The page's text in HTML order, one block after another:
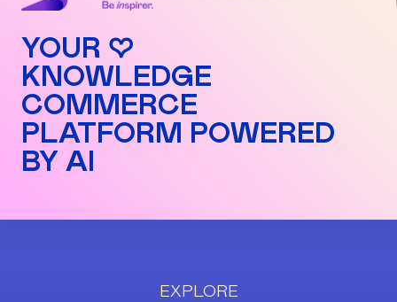
YOUR ♡
KNOWLEDGE
COMMERCE
PLATFORM POWERED
BY AI
EXPLORE